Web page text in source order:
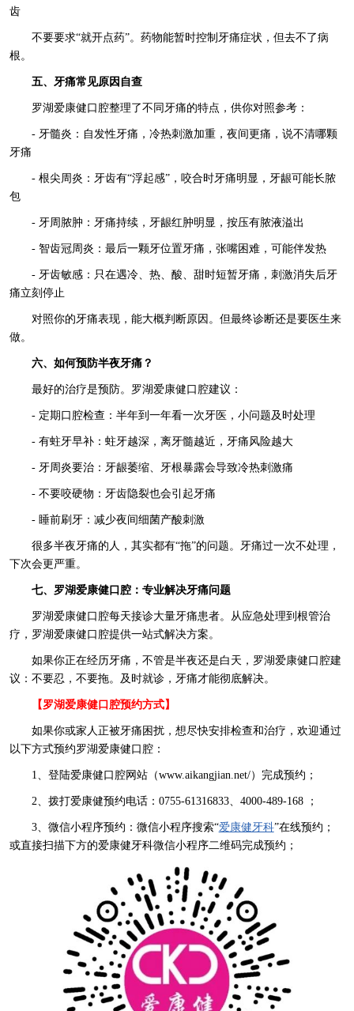
齿
不要要求“就开点药”。药物能暂时控制牙痛症状，但去不了病
根。
五、牙痛常见原因自查
罗湖爱康健口腔整理了不同牙痛的特点，供你对照参考：
- 牙髓炎：自发性牙痛，冷热刺激加重，夜间更痛，说不清哪颗
牙痛
- 根尖周炎：牙齿有“浮起感”，咬合时牙痛明显，牙龈可能长脓
包
- 牙周脓肿：牙痛持续，牙龈红肿明显，按压有脓液溢出
- 智齿冠周炎：最后一颗牙位置牙痛，张嘴困难，可能伴发热
- 牙齿敏感：只在遇冷、热、酸、甜时短暂牙痛，刺激消失后牙
痛立刻停止
对照你的牙痛表现，能大概判断原因。但最终诊断还是要医生来
做。
六、如何预防半夜牙痛？
最好的治疗是预防。罗湖爱康健口腔建议：
- 定期口腔检查：半年到一年看一次牙医，小问题及时处理
- 有蛀牙早补：蛀牙越深，离牙髓越近，牙痛风险越大
- 牙周炎要治：牙龈萎缩、牙根暴露会导致冷热刺激痛
- 不要咬硬物：牙齿隐裂也会引起牙痛
- 睡前刷牙：减少夜间细菌产酸刺激
很多半夜牙痛的人，其实都有“拖”的问题。牙痛过一次不处理，
下次会更严重。
七、罗湖爱康健口腔：专业解决牙痛问题
罗湖爱康健口腔每天接诊大量牙痛患者。从应急处理到根管治
疗，罗湖爱康健口腔提供一站式解决方案。
如果你正在经历牙痛，不管是半夜还是白天，罗湖爱康健口腔建
议：不要忍，不要拖。及时就诊，牙痛才能彻底解决。
【罗湖爱康健口腔预约方式】
如果你或家人正被牙痛困扰，想尽快安排检查和治疗，欢迎通过
以下方式预约罗湖爱康健口腔：
1、登陆爱康健口腔网站（www.aikangjian.net/）完成预约；
2、拨打爱康健预约电话：0755-61316833、4000-489-168 ；
3、微信小程序预约：微信小程序搜索“爱康健牙科”在线预约；
或直接扫描下方的爱康健牙科微信小程序二维码完成预约；